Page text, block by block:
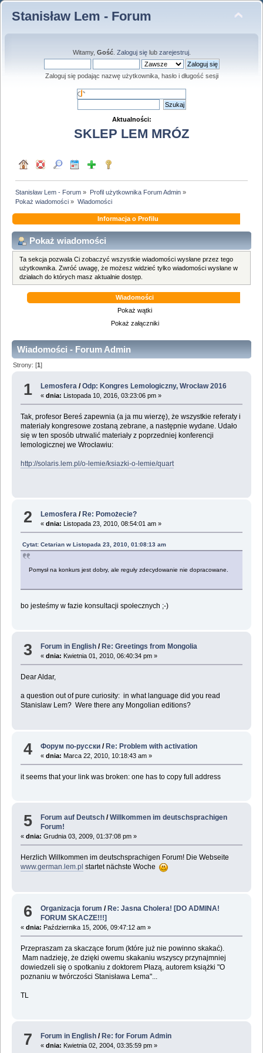
Stanisław Lem - Forum
Witamy, Gość. Zaloguj sięlub zarejestruj.
Zaloguj się podając nazwę użytkownika, hasło i długość sesji
Aktualności:
SKLEP LEM MRÓZ
Stanisław Lem - Forum » Profil użytkownika Forum Admin»
Pokaż wiadomości » Wiadomości
Informacja o Profilu
Pokaż wiadomości
Ta sekcja pozwala Ci zobaczyć wszystkie wiadomości wysłane przez tego
użytkownika. Zwróć uwagę, że możesz widzieć tylko wiadomości wysłane w
działach do których masz aktualnie dostęp.
Wiadomości
Pokaż wątki
Pokaż załączniki
Wiadomości - Forum Admin
Strony: [1]
1 Lemosfera /Odp: Kongres Lemologiczny, Wrocław 2016
«dnia: Listopada 10, 2016, 03:23:06 pm »
Tak, profesor Bereś zapewnia (a ja mu wierzę), że wszystkie referaty i
materiały kongresowe zostaną zebrane, a następnie wydane. Udało
się w ten sposób utrwalić materiały z poprzedniej konferencji
lemologicznej we Wrocławiu:
http://solaris.lem.pl/o-lemie/ksiazki-o-lemie/quart
2 Lemosfera /Re: Pomożecie?
«dnia: Listopada 23, 2010, 08:54:01 am »
Cytat: Cetarian w Listopada 23, 2010, 01:08:13 am
Pomysł na konkurs jest dobry, ale reguły zdecydowanie nie dopracowane.
bo jesteśmy w fazie konsultacji społecznych ;-)
3 Forum in English / Re: Greetings from Mongolia
«dnia: Kwietnia 01, 2010, 06:40:34 pm »
Dear Aldar,
a question out of pure curiosity: in what language did you read
Stanislaw Lem? Were there any Mongolian editions?
4 Форум по-русски /Re: Problem with activation
«dnia: Marca 22, 2010, 10:18:43 am »
it seems that your link was broken: one has to copy full address
5 Forum auf Deutsch /Willkommen im deutschsprachigen
Forum!
« dnia: Grudnia 03, 2009, 01:37:08 pm »
Herzlich Willkommen im deutschsprachigen Forum! Die Webseite
www.german.lem.pl startet nächste Woche
6 Organizacja forum /Re: Jasna Cholera! [DO ADMINA!
FORUM SKACZE!!!]
« dnia: Października 15, 2006, 09:47:12 am »
Przepraszam za skaczące forum (które już nie powinno skakać).
Mam nadzieję, że dzięki owemu skakaniu wszyscy przynajmniej
dowiedzeli się o spotkaniu z doktorem Płazą, autorem książki "O
poznaniu w twórczości Stanisława Lema"...
TL
7 Forum in English / Re: for Forum Admin
«dnia: Kwietnia 02, 2004, 03:35:59 pm »